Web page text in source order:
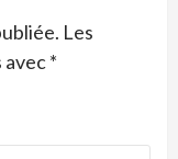
Les
avec*